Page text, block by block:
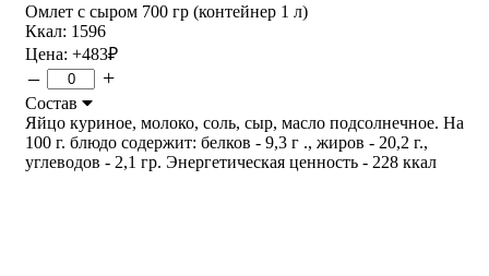
Омлет с сыром 700 гр (контейнер 1 л)
Ккал: 1596
Цена: +483₽
– +
Состав
Яйцо куриное, молоко, соль, сыр, масло подсолнечное. На
100 г. блюдо содержит: белков - 9,3 г ., жиров - 20,2 г.,
углеводов - 2,1 гр. Энергетическая ценность - 228 ккал